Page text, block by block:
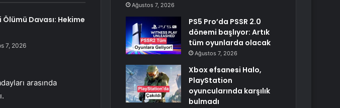
Ölümü Davası: Hekime
7, 2026
arasında
Ağustos 7, 2026
PS5 Pro’da PSSR 2.0
dönemi başlıyor: Artık
tüm oyunlarda olacak
Ağustos 7, 2026
Xbox efsanesi Halo,
PlayStation
oyuncularında karşılık
bulmadı